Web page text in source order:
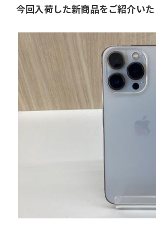
今回入荷した新商品をご紹介い